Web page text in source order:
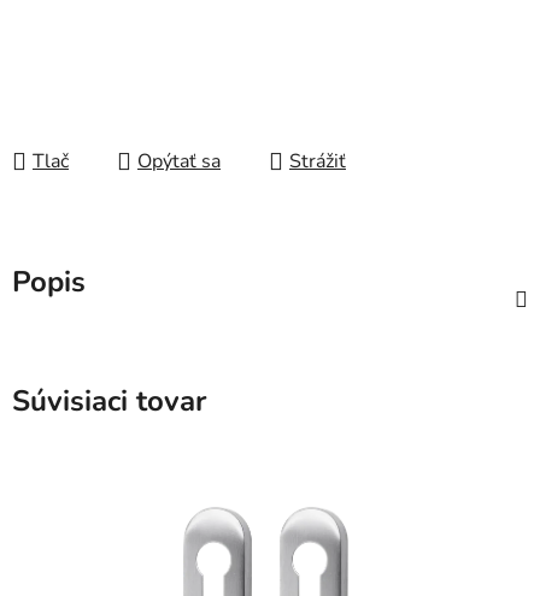
Tlač Opýtať sa Strážiť
Popis
Súvisiaci tovar